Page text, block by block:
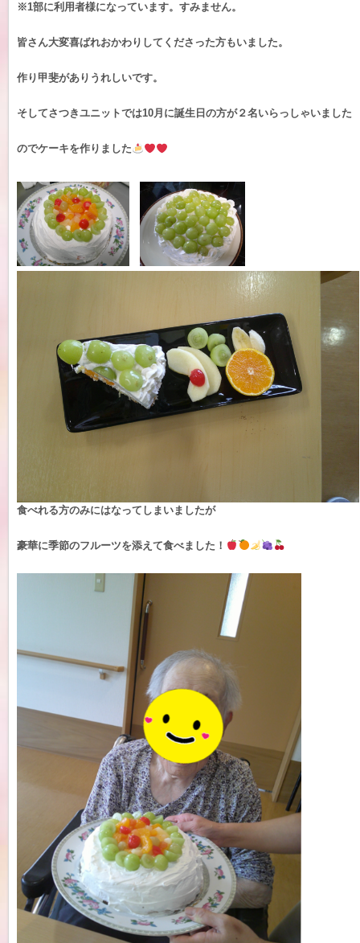
※1部に利用者様になっています。すみません。
皆さん大変喜ばれおかわりしてくださった方もいました。
作り甲斐がありうれしいです。
そしてさつきユニットでは10月に誕生日の方が２名いらっしゃいました
のでケーキを作りました
食べれる方のみにはなってしまいましたが
豪華に季節のフルーツを添えて食べました！